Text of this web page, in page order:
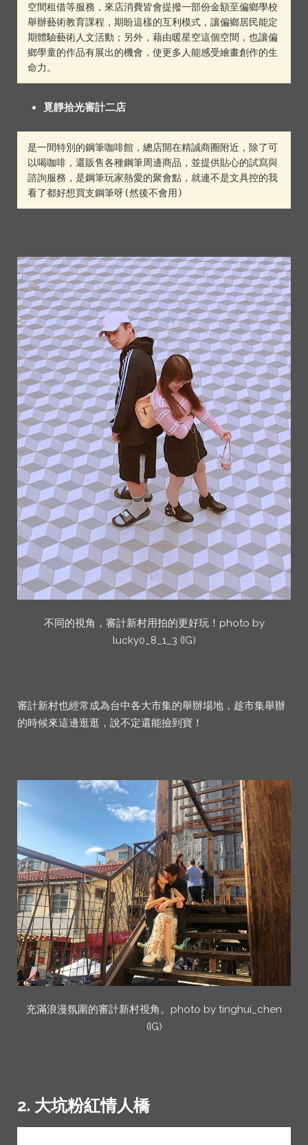
空間租借等服務，來店消費皆會提撥一部份金額至偏鄉學校
舉辦藝術教育課程，期盼這樣的互利模式，讓偏鄉居民能定
期體驗藝術人文活動；另外，藉由暖星空這個空間，也讓偏
鄉學童的作品有展出的機會，使更多人能感受繪畫創作的生
命力。
覓靜拾光審計二店
是一間特別的鋼筆咖啡館，總店開在精誠商圈附近，除了可
以喝咖啡，還販售各種鋼筆周邊商品，並提供貼心的試寫與
諮詢服務，是鋼筆玩家熱愛的聚會點，就連不是文具控的我
看了都好想買支鋼筆呀(然後不會用)
不同的視角，審計新村用拍的更好玩！photo by
lucky0_8_1_3 (IG)
審計新村也經常成為台中各大市集的舉辦場地，趁市集舉辦
的時候來這邊逛逛，說不定還能撿到寶！
充滿浪漫氛圍的審計新村視角。photo by tinghui_chen
(IG)
2. 大坑粉紅情人橋